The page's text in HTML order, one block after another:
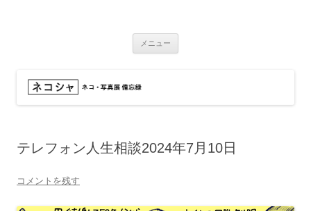
メニュー
テレフォン人生相談2024年7月10日
コメントを残す